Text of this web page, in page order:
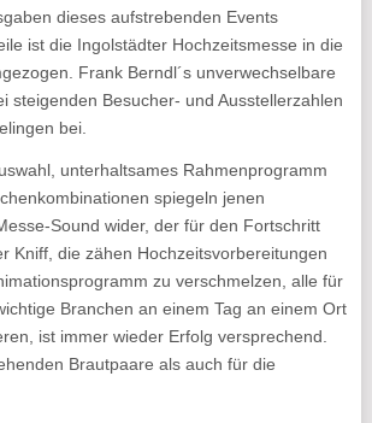
dieses aufstrebenden Events
ist die Ingolstädter Hochzeitsmesse in die
Frank Berndl´s unverwechselbare
steigenden Besucher- und Ausstellerzahlen
bei.
unterhaltsames Rahmenprogramm
spiegeln jenen
Sound wider, der für den Fortschritt
Kniff, die zähen Hochzeitsvorbereitungen
zu verschmelzen, alle für
Branchen an einem Tag an einem Ort
ist immer wieder Erfolg versprechend.
Brautpaare als auch für die